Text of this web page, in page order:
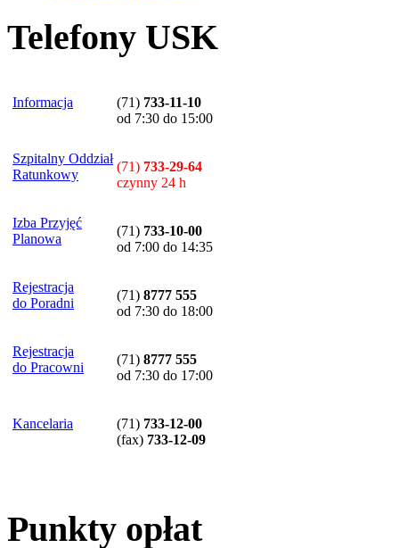
Telefony USK
Informacja (71) 733-11-10
od 7:30 do 15:00
Szpitalny Oddział
Ratunkowy
(71) 733-29-64
czynny 24 h
Izba Przyjęć
Planowa
(71) 733-10-00
od 7:00 do 14:35
Rejestracja
do Poradni
(71) 8777 555
od 7:30 do 18:00
Rejestracja
do Pracowni
(71) 8777 555
od 7:30 do 17:00
Kancelaria (71) 733-12-00
(fax) 733-12-09
Punkty opłat